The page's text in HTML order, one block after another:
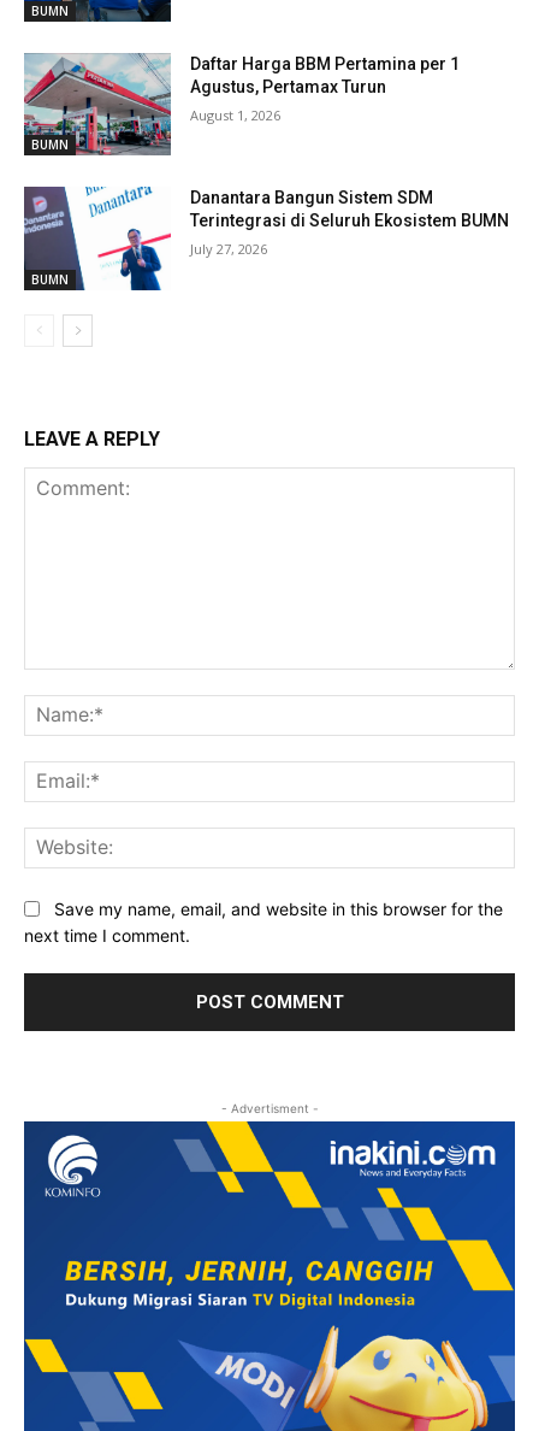
BUMN
BUMN
Daftar Harga BBM Pertamina per 1
Agustus, Pertamax Turun
August 1, 2026
BUMN
Danantara Bangun Sistem SDM
Terintegrasi di Seluruh Ekosistem BUMN
July 27, 2026
LEAVE A REPLY
Save my name, email, and website in this browser for the
next time I comment.
- Advertisment -